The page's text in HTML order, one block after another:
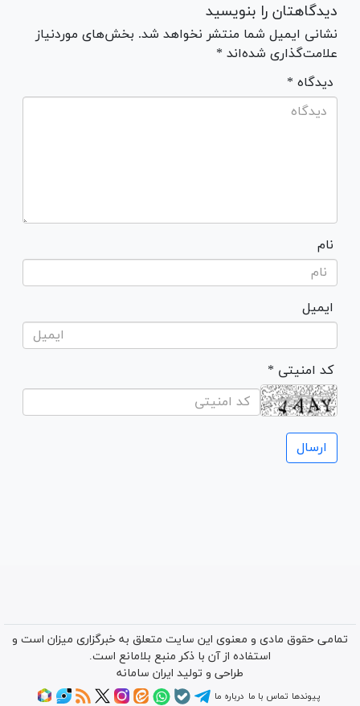
دیدگاهتان را بنویسید
نشانی ایمیل شما منتشر نخواهد شد. بخش‌های موردنیاز
علامت‌گذاری شده‌اند *
* دیدگاه
نام
ایمیل
* کد امنیتی
تمامی حقوق مادی و معنوی این سایت متعلق به خبرگزاری میزان است و
استفاده از آن با ذکر منبع بلامانع است.
طراحی و تولید ایران سامانه
پیوندها تماس با ما درباره ما